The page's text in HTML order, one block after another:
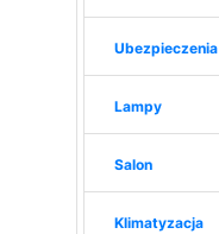
Ubezpieczenia
Lampy
Salon
Klimatyzacja